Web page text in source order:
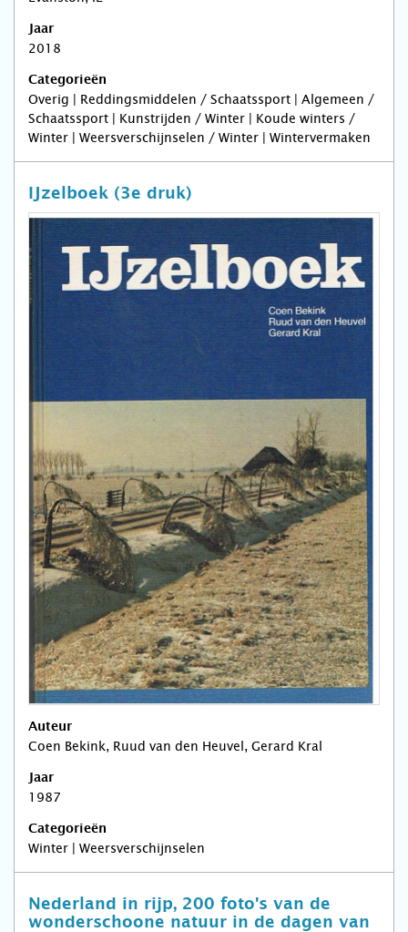
Jaar
2018
Categorieën
Overig | Reddingsmiddelen / Schaatssport | Algemeen /
Schaatssport | Kunstrijden / Winter | Koude winters /
Winter | Weersverschijnselen / Winter | Wintervermaken
IJzelboek (3e druk)
Auteur
Coen Bekink, Ruud van den Heuvel, Gerard Kral
Jaar
1987
Categorieën
Winter | Weersverschijnselen
Nederland in rijp, 200 foto's van de
wonderschoone natuur in de dagen van